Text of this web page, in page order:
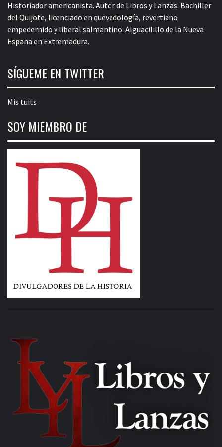
Historiador americanista. Autor de Libros y Lanzas. Bachiller
del Quijote, licenciado en quevedología, revertiano
empedernido y liberal salmantino. Alguacilillo de la Nueva
España en Extremadura.
SÍGUEME EN TWITTER
Mis tuits
SOY MIEMBRO DE